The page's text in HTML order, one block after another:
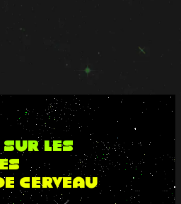
sur les
cerveau